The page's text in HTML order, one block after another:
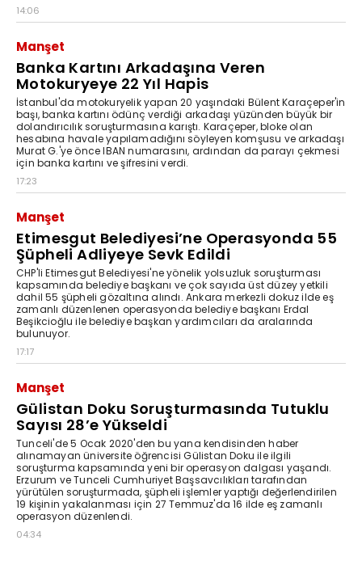
14:06
Manşet
Banka Kartını Arkadaşına Veren
Motokuryeye 22 Yıl Hapis
İstanbul'da motokuryelik yapan 20 yaşındaki Bülent Karaçeper'in
başı, banka kartını ödünç verdiği arkadaşı yüzünden büyük bir
dolandırıcılık soruşturmasına karıştı. Karaçeper, bloke olan
hesabına havale yapılamadığını söyleyen komşusu ve arkadaşı
Murat G.'ye önce IBAN numarasını, ardından da parayı çekmesi
için banka kartını ve şifresini verdi.
17:23
Manşet
Etimesgut Belediyesi’ne Operasyonda 55
Şüpheli Adliyeye Sevk Edildi
CHP'li Etimesgut Belediyesi'ne yönelik yolsuzluk soruşturması
kapsamında belediye başkanı ve çok sayıda üst düzey yetkili
dahil 55 şüpheli gözaltına alındı. Ankara merkezli dokuz ilde eş
zamanlı düzenlenen operasyonda belediye başkanı Erdal
Beşikcioğlu ile belediye başkan yardımcıları da aralarında
bulunuyor.
17:17
Manşet
Gülistan Doku Soruşturmasında Tutuklu
Sayısı 28’e Yükseldi
Tunceli'de 5 Ocak 2020'den bu yana kendisinden haber
alınamayan üniversite öğrencisi Gülistan Doku ile ilgili
soruşturma kapsamında yeni bir operasyon dalgası yaşandı.
Erzurum ve Tunceli Cumhuriyet Başsavcılıkları tarafından
yürütülen soruşturmada, şüpheli işlemler yaptığı değerlendirilen
19 kişinin yakalanması için 27 Temmuz'da 16 ilde eş zamanlı
operasyon düzenlendi.
04:34